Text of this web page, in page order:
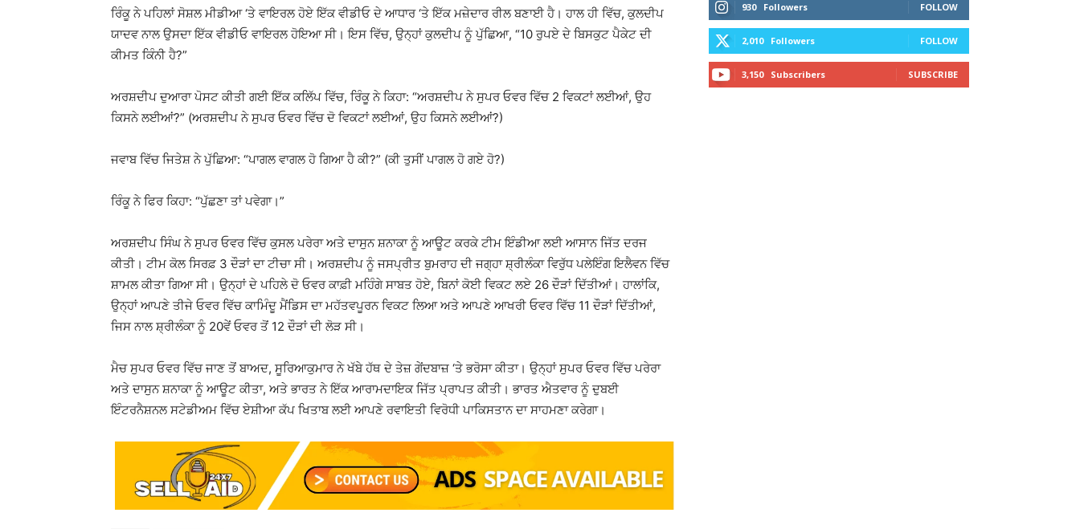
ਰਿੰਕੂ ਨੇ ਪਹਿਲਾਂ ਸੋਸ਼ਲ ਮੀਡੀਆ ‘ਤੇ ਵਾਇਰਲ ਹੋਏ ਇੱਕ ਵੀਡੀਓ ਦੇ ਆਧਾਰ ‘ਤੇ ਇੱਕ ਮਜ਼ੇਦਾਰ ਰੀਲ ਬਣਾਈ ਹੈ। ਹਾਲ ਹੀ ਵਿੱਚ, ਕੁਲਦੀਪ
ਯਾਦਵ ਨਾਲ ਉਸਦਾ ਇੱਕ ਵੀਡੀਓ ਵਾਇਰਲ ਹੋਇਆ ਸੀ। ਇਸ ਵਿੱਚ, ਉਨ੍ਹਾਂ ਕੁਲਦੀਪ ਨੂੰ ਪੁੱਛਿਆ, “10 ਰੁਪਏ ਦੇ ਬਿਸਕੁਟ ਪੈਕੇਟ ਦੀ
ਕੀਮਤ ਕਿੰਨੀ ਹੈ?”
ਅਰਸ਼ਦੀਪ ਦੁਆਰਾ ਪੋਸਟ ਕੀਤੀ ਗਈ ਇੱਕ ਕਲਿੱਪ ਵਿੱਚ, ਰਿੰਕੂ ਨੇ ਕਿਹਾ: “ਅਰਸ਼ਦੀਪ ਨੇ ਸੁਪਰ ਓਵਰ ਵਿੱਚ 2 ਵਿਕਟਾਂ ਲਈਆਂ, ਉਹ
ਕਿਸਨੇ ਲਈਆਂ?” (ਅਰਸ਼ਦੀਪ ਨੇ ਸੁਪਰ ਓਵਰ ਵਿੱਚ ਦੋ ਵਿਕਟਾਂ ਲਈਆਂ, ਉਹ ਕਿਸਨੇ ਲਈਆਂ?)
ਜਵਾਬ ਵਿੱਚ ਜਿਤੇਸ਼ ਨੇ ਪੁੱਛਿਆ: “ਪਾਗਲ ਵਾਗਲ ਹੋ ਗਿਆ ਹੈ ਕੀ?” (ਕੀ ਤੁਸੀਂ ਪਾਗਲ ਹੋ ਗਏ ਹੋ?)
ਰਿੰਕੂ ਨੇ ਫਿਰ ਕਿਹਾ: “ਪੁੱਛਣਾ ਤਾਂ ਪਵੇਗਾ।”
ਅਰਸ਼ਦੀਪ ਸਿੰਘ ਨੇ ਸੁਪਰ ਓਵਰ ਵਿੱਚ ਕੁਸਲ ਪਰੇਰਾ ਅਤੇ ਦਾਸੁਨ ਸ਼ਨਾਕਾ ਨੂੰ ਆਊਟ ਕਰਕੇ ਟੀਮ ਇੰਡੀਆ ਲਈ ਆਸਾਨ ਜਿੱਤ ਦਰਜ
ਕੀਤੀ। ਟੀਮ ਕੋਲ ਸਿਰਫ਼ 3 ਦੌੜਾਂ ਦਾ ਟੀਚਾ ਸੀ। ਅਰਸ਼ਦੀਪ ਨੂੰ ਜਸਪ੍ਰੀਤ ਬੁਮਰਾਹ ਦੀ ਜਗ੍ਹਾ ਸ਼੍ਰੀਲੰਕਾ ਵਿਰੁੱਧ ਪਲੇਇੰਗ ਇਲੈਵਨ ਵਿੱਚ
ਸ਼ਾਮਲ ਕੀਤਾ ਗਿਆ ਸੀ। ਉਨ੍ਹਾਂ ਦੇ ਪਹਿਲੇ ਦੋ ਓਵਰ ਕਾਫ਼ੀ ਮਹਿੰਗੇ ਸਾਬਤ ਹੋਏ, ਬਿਨਾਂ ਕੋਈ ਵਿਕਟ ਲਏ 26 ਦੌੜਾਂ ਦਿੱਤੀਆਂ। ਹਾਲਾਂਕਿ,
ਉਨ੍ਹਾਂ ਆਪਣੇ ਤੀਜੇ ਓਵਰ ਵਿੱਚ ਕਾਮਿੰਦੂ ਮੈਂਡਿਸ ਦਾ ਮਹੱਤਵਪੂਰਨ ਵਿਕਟ ਲਿਆ ਅਤੇ ਆਪਣੇ ਆਖਰੀ ਓਵਰ ਵਿੱਚ 11 ਦੌੜਾਂ ਦਿੱਤੀਆਂ,
ਜਿਸ ਨਾਲ ਸ਼੍ਰੀਲੰਕਾ ਨੂੰ 20ਵੇਂ ਓਵਰ ਤੋਂ 12 ਦੌੜਾਂ ਦੀ ਲੋੜ ਸੀ।
ਮੈਚ ਸੁਪਰ ਓਵਰ ਵਿੱਚ ਜਾਣ ਤੋਂ ਬਾਅਦ, ਸੂਰਿਆਕੁਮਾਰ ਨੇ ਖੱਬੇ ਹੱਥ ਦੇ ਤੇਜ਼ ਗੇਂਦਬਾਜ਼ ‘ਤੇ ਭਰੋਸਾ ਕੀਤਾ। ਉਨ੍ਹਾਂ ਸੁਪਰ ਓਵਰ ਵਿੱਚ ਪਰੇਰਾ
ਅਤੇ ਦਾਸੁਨ ਸ਼ਨਾਕਾ ਨੂੰ ਆਊਟ ਕੀਤਾ, ਅਤੇ ਭਾਰਤ ਨੇ ਇੱਕ ਆਰਾਮਦਾਇਕ ਜਿੱਤ ਪ੍ਰਾਪਤ ਕੀਤੀ। ਭਾਰਤ ਐਤਵਾਰ ਨੂੰ ਦੁਬਈ
ਇੰਟਰਨੈਸ਼ਨਲ ਸਟੇਡੀਅਮ ਵਿੱਚ ਏਸ਼ੀਆ ਕੱਪ ਖਿਤਾਬ ਲਈ ਆਪਣੇ ਰਵਾਇਤੀ ਵਿਰੋਧੀ ਪਾਕਿਸਤਾਨ ਦਾ ਸਾਹਮਣਾ ਕਰੇਗਾ।
930 Followers FOLLOW
2,010 Followers FOLLOW
3,150 Subscribers SUBSCRIBE